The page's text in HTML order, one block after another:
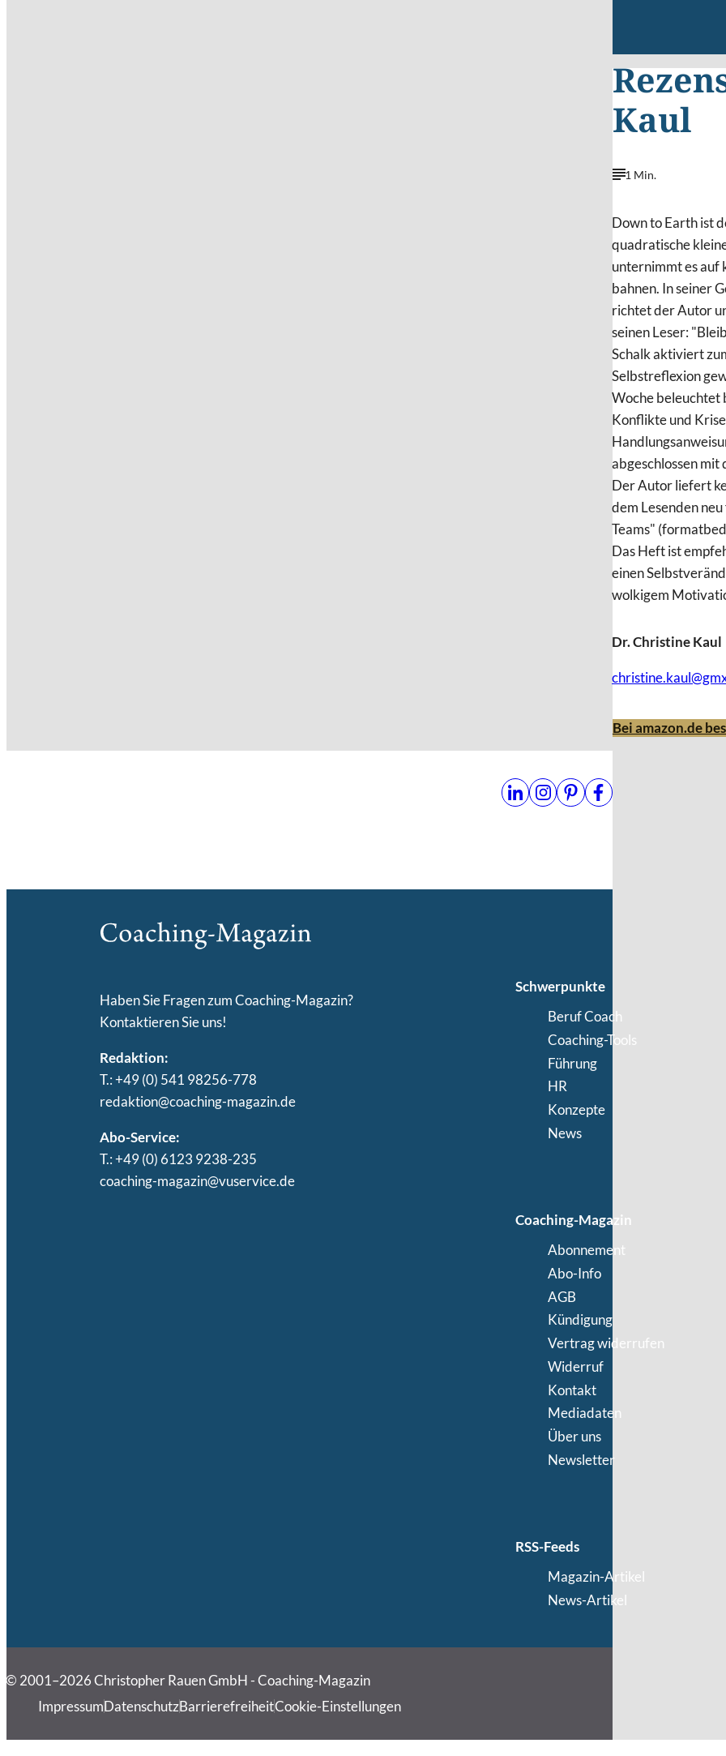
Kaul
1 Min.
Down to Earth ist
quadratische
unternimmt es auf
bahnen. In seiner
richtet der Autor
seinen Leser:
Schalk aktiviert
Selbstreflexion
Woche
Konflikte und
abgeschlossen mit
Der Autor liefert
dem Lesenden
Teams"
Das Heft ist
einen
wolkigem
Dr. Christine Kaul
Bei amazon.de
Haben Sie Fragen zum Coaching-Magazin?
Kontaktieren Sie uns!
Redaktion:
T.: +49 (0) 541 98256-778
redaktion@coaching-magazin.de
Abo-Service:
T.: +49 (0) 6123 9238-235
coaching-magazin@vuservice.de
Schwerpunkte
Beruf Coach
Coaching-Tools
Führung
HR
Konzepte
News
Coaching-Magazin
Abonnement
Abo-Info
AGB
Kündigung
Vertrag widerrufen
Widerruf
Kontakt
Mediadaten
Über uns
Newsletter
RSS-Feeds
Magazin-Artikel
News-Artikel
© 2001–2026 Christopher Rauen GmbH - Coaching-Magazin
ImpressumDatenschutzBarrierefreiheitCookie-Einstellungen